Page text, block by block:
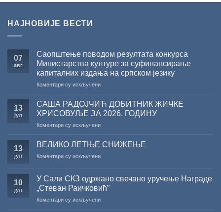
НАЈНОВИЈЕ ВЕСТИ
07
авг
Саопштење поводом резултата конкурса
Министарства културе за суфинансирање
капиталних издања на српском језику
Коментари су искљученина
поводом
резултата
конкурса
Министарства
за
капиталних
на
српском
13
јул
САША РАДОЈЧИЋ ДОБИТНИК ЖИЧКЕ
ХРИСОВУЉЕ ЗА 2026. ГОДИНУ
Коментари су искљученина
РАДОЈЧИЋ
ЖИЧКЕ
2026.
ГОДИНУ
13
јул
ВЕЛИКО ЛЕТЊЕ СНИЖЕЊЕ
Коментари су искљученина
СНИЖЕЊЕ
10
јул
У Сали СКЗ одржано свечано уручење Награде
„Стеван Раичковић”
Коментари су искљученина